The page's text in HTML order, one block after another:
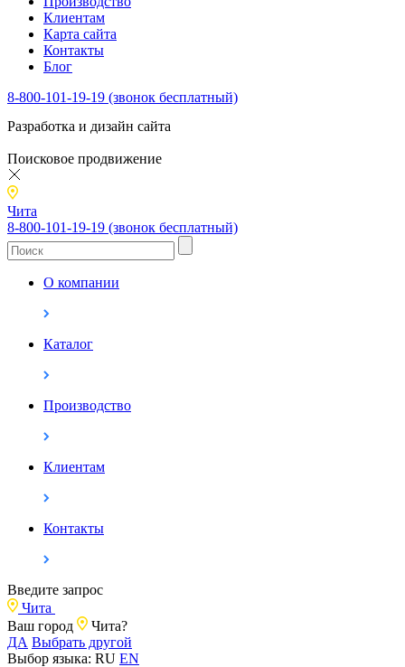
Клиентам
Карта сайта
Контакты
Блог
8-800-101-19-19 (звонок бесплатный)
Разработка и дизайн сайта
Поисковое продвижение
Чита
8-800-101-19-19 (звонок бесплатный)
О компании
Каталог
Производство
Клиентам
Контакты
Введите запрос
Чита
Ваш город
Чита?
ДА Выбрать другой
Выбор языка: RU EN